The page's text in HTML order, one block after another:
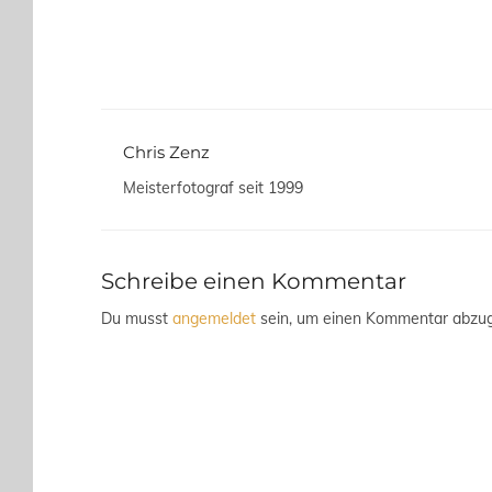
Chris Zenz
Meisterfotograf seit 1999
Schreibe einen Kommentar
Du musst angemeldet sein, um einen Kommentar